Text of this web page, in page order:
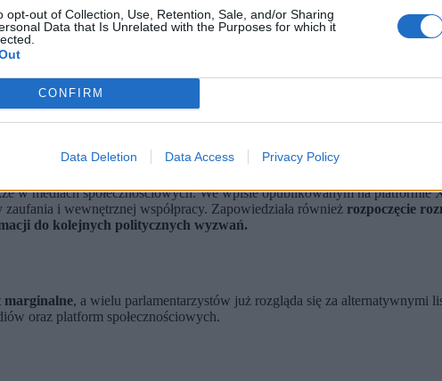
opt-out of Collection, Use, Retention, Sale, and/or Sharing
Data that Is Unrelated with the Purposes for which it
CONFIRM
Data Deletion Data Access Privacy Policy
wyborów przewodniczącej Polski 2050.
jej parlamentarzystów.
w koalicji rządzącej.
głosowanie online zakończyło się fiaskiem. Powtórka była konieczna,
stycznia.
w mediach społecznościowych. We wpisie opublikowanym na
i wewnętrznej współpracy. Zapowiedziała również rozpoczęcie
do kolejnych politycznych wyzwań.
marginalne, a wielu parlamentarzystów już rozgląda się za alternatywnymi
oraz platform społecznościowych.